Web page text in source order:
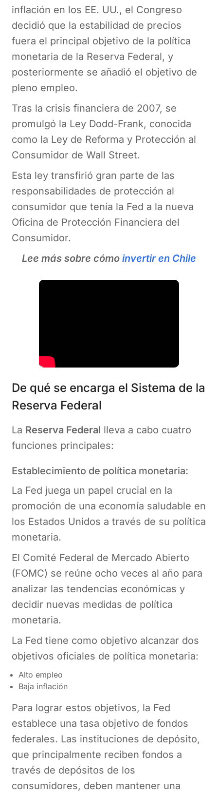
inflación en los EE. UU., el Congreso
decidió que la estabilidad de precios
fuera el principal objetivo de la política
monetaria de la Reserva Federal, y
posteriormente se añadió el objetivo de
pleno empleo.
Tras la crisis financiera de 2007, se
promulgó la Ley Dodd-Frank, conocida
como la Ley de Reforma y Protección al
Consumidor de Wall Street.
Esta ley transfirió gran parte de las
responsabilidades de protección al
consumidor que tenía la Fed a la nueva
Oficina de Protección Financiera del
Consumidor.
Lee más sobre cómo invertir en Chile
De qué se encarga el Sistema de la
Reserva Federal
La Reserva Federal lleva a cabo cuatro
funciones principales:
Establecimiento de política monetaria:
La Fed juega un papel crucial en la
promoción de una economía saludable en
los Estados Unidos a través de su política
monetaria.
El Comité Federal de Mercado Abierto
(FOMC) se reúne ocho veces al año para
analizar las tendencias económicas y
decidir nuevas medidas de política
monetaria.
La Fed tiene como objetivo alcanzar dos
objetivos oficiales de política monetaria:
Alto empleo
Baja inflación
Para lograr estos objetivos, la Fed
establece una tasa objetivo de fondos
federales. Las instituciones de depósito,
que principalmente reciben fondos a
través de depósitos de los
consumidores, deben mantener una